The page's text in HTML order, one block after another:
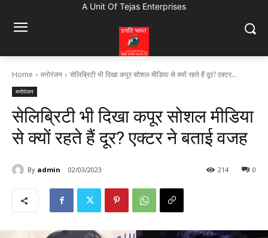
A Unit Of Tejas Enterprises
Home मनोरंजन सेलिब्रिटी भी दिखा कपूर सोशल मीडिया से क्यों रहते हैं दूर? एक्टर...
मनोरंजन
सेलिब्रिटी भी दिखा कपूर सोशल मीडिया
से क्यों रहते हैं दूर? एक्टर ने बताई वजह
By admin 02/03/2023 0
214